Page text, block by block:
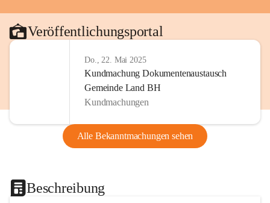
Veröffentlichungsportal
Do., 22. Mai 2025
Kundmachung Dokumentenaustausch
Gemeinde Land BH
Kundmachungen
Alle Bekanntmachungen sehen
Beschreibung